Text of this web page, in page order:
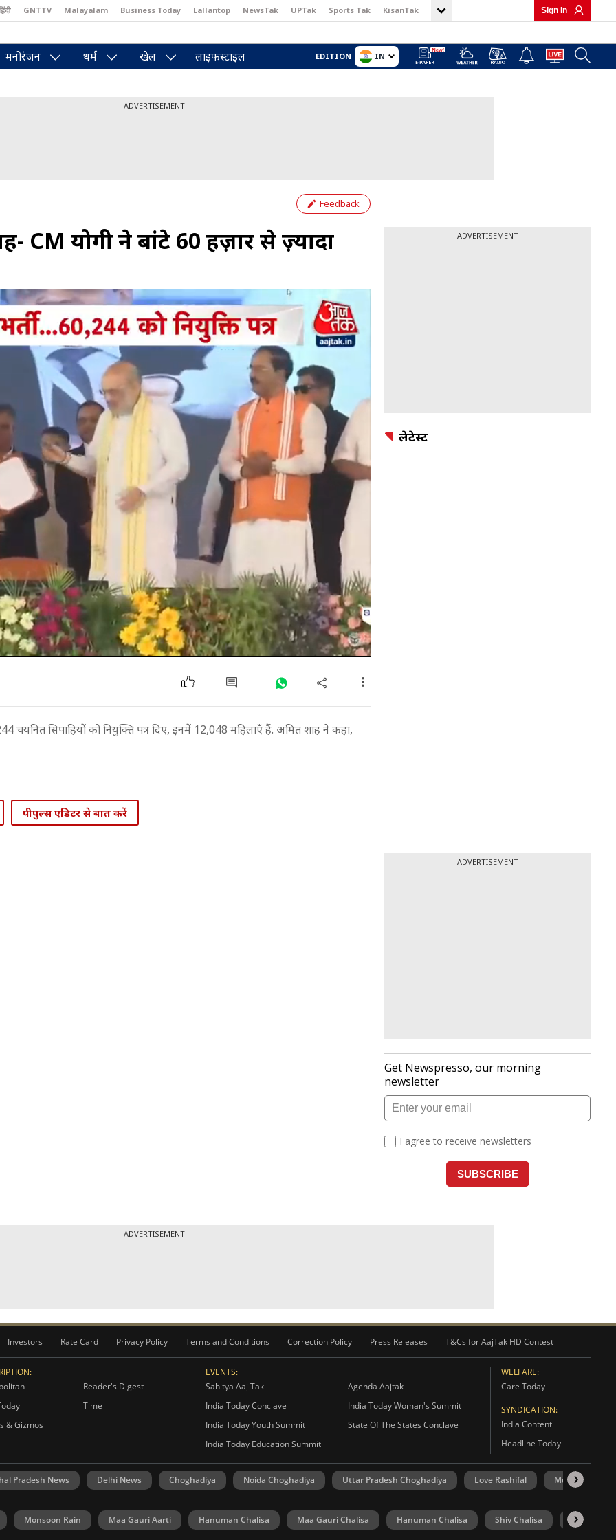
GNTTV Malayalam Business Today Lallantop NewsTak UPTak Sports Tak KisanTak Sign In
मनोरंजन धर्म खेल लाइफस्टाइल EDITION IN
ADVERTISEMENT
Feedback
CM योगी ने बांटे 60 हज़ार से ज़्यादा
सिपाहियों को नियुक्ति पत्र दिए, इनमें 12,048 महिलाएँ हैं. अमित शाह ने कहा,
पीपुल्स एडिटर से बात करें
ADVERTISEMENT
लेटेस्ट
ADVERTISEMENT
ADVERTISEMENT
Investors Rate Card Privacy Policy Terms and Conditions Correction Policy Press Releases T&Cs for AajTak HD Contest
Reader's Digest
Time
& Gizmos
EVENTS:
Sahitya Aaj Tak
Agenda Aajtak
India Today Conclave
India Today Woman's Summit
India Today Youth Summit
State Of The States Conclave
India Today Education Summit
WELFARE:
Care Today
SYNDICATION:
India Content
Headline Today
Pradesh News Delhi News Choghadiya Noida Choghadiya Uttar Pradesh Choghadiya Love Rashifal Mumbai Silver
Monsoon Rain Maa Gauri Aarti Hanuman Chalisa Maa Gauri Chalisa Hanuman Chalisa Shiv Chalisa UP Election